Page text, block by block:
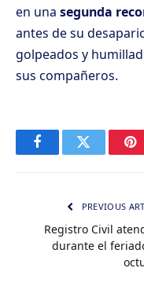
en una segunda
antes de su
golpeados y
sus compañeros.
FacebookTwitter
PREVIOUS
Registro Civil
durante el